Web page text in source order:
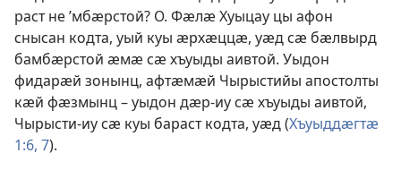
раст не ’мбӕрстой? О. Фӕлӕ Хуыцау цы афон
снысан кодта, уый куы ӕрхӕццӕ, уӕд сӕ бӕлвырд
бамбӕрстой ӕмӕ сӕ хъуыды аивтой. Уыдон
фидарӕй зонынц, афтӕмӕй Чырыстийы апостолты
кӕй фӕзмынц – уыдон дӕр-иу сӕ хъуыды аивтой,
Чырысти-иу сӕ куы бараст кодта, уӕд (Хъуыддӕгтӕ
1:6, 7).